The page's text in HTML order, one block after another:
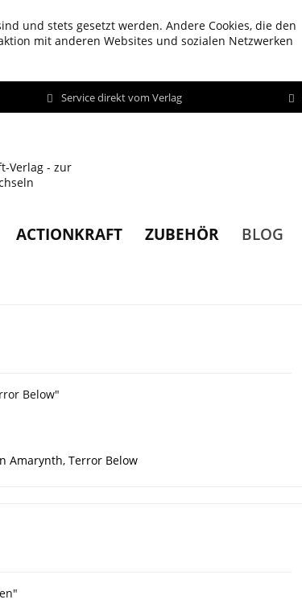
und stets gesetzt werden. Andere Cookies, die den
mit anderen Websites und sozialen Netzwerken
Service direkt vom Verlag
ACTIONKRAFT ZUBEHÖR BLOG
Below"
Amarynth, Terror Below